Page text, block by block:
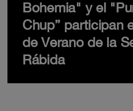
Bohemia" y el
Chup” participan
de Verano de la
Rábida